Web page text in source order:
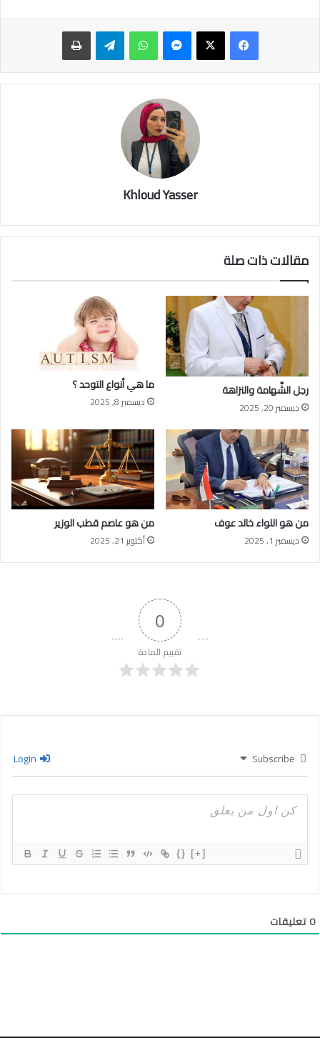
ماسنجر واتساب تيلقرام طباعة
Khloud Yasser
مقالات ذات صلة
رجل الشَّهامة والنزاهة
ديسمبر 20, 2025
ما هي أنواع التوحد ؟
ديسمبر 8, 2025
من هو اللواء خالد عوف
ديسمبر 1, 2025
من هو عاصم قطب الوزير
أكتوبر 21, 2025
0
تقييم المادة
Subscribe
{} [+]
0تعليقات